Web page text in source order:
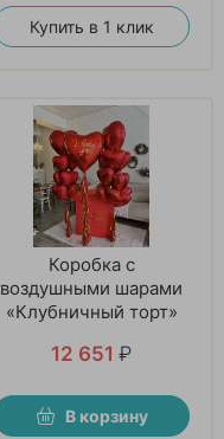
Купить в 1 клик
Коробка с
воздушными шарами
«Клубничный торт»
12 651 ₽
В корзину